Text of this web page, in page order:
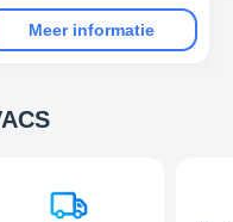
Meer informatie